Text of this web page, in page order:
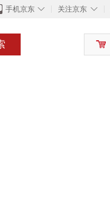
◇
手机京东 ◇
关注京东